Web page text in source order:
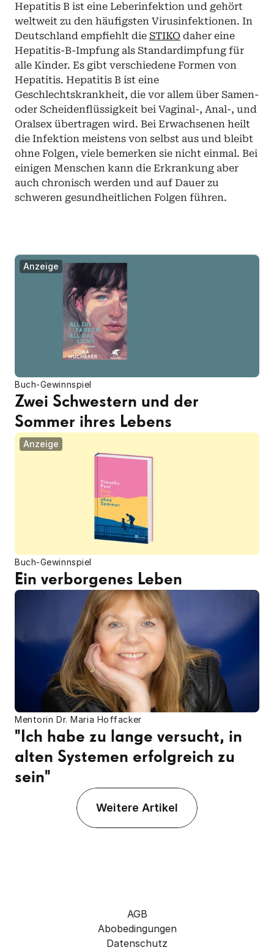
Hepatitis B ist eine Leberinfektion und gehört
weltweit zu den häufigsten Virusinfektionen. In
Deutschland empfiehlt die STIKO daher eine
Hepatitis-B-Impfung als Standardimpfung für
alle Kinder. Es gibt verschiedene Formen von
Hepatitis. Hepatitis B ist eine
Geschlechtskrankheit, die vor allem über Samen-
oder Scheidenflüssigkeit bei Vaginal-, Anal-, und
Oralsex übertragen wird. Bei Erwachsenen heilt
die Infektion meistens von selbst aus und bleibt
ohne Folgen, viele bemerken sie nicht einmal. Bei
einigen Menschen kann die Erkrankung aber
auch chronisch werden und auf Dauer zu
schweren gesundheitlichen Folgen führen.
Anzeige
Buch-Gewinnspiel
Zwei Schwestern und der
Sommer ihres Lebens
Anzeige
Buch-Gewinnspiel
Ein verborgenes Leben
Mentorin Dr. Maria Hoffacker
"Ich habe zu lange versucht, in
alten Systemen erfolgreich zu
sein"
Weitere Artikel
AGB
Abobedingungen
Datenschutz